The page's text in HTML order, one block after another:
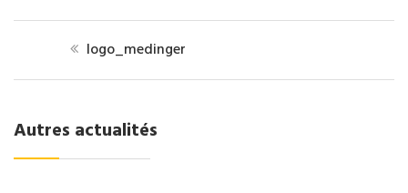
logo_medinger
Autres actualités